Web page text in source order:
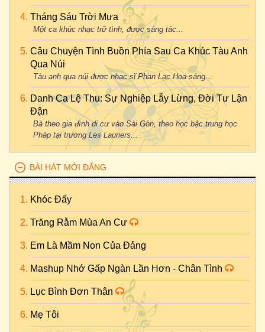
Tháng Sáu Trời Mưa
Một ca khúc nhạc trữ tình, được sáng tác...
Câu Chuyện Tình Buồn Phía Sau Ca Khúc Tàu Anh
Qua Núi
Tàu anh qua núi được nhạc sĩ Phan Lạc Hoa sáng...
Danh Ca Lệ Thu: Sự Nghiệp Lẫy Lừng, Đời Tư Lận
Đận
Bà theo gia đình di cư vào Sài Gòn, theo học bậc trung học
Pháp tại trường Les Lauriers...
BÀI HÁT MỚI ĐĂNG
Khóc Đấy
Trăng Rằm Mùa An Cư
Em Là Mầm Non Của Đảng
Mashup Nhớ Gấp Ngàn Lần Hơn - Chân Tình
Lục Bình Đơn Thân
Mẹ Tôi